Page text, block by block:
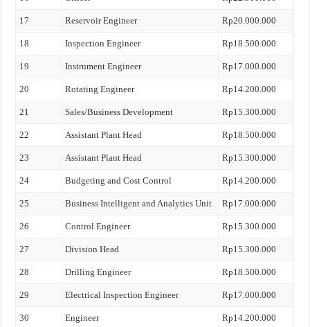
17 Reservoir Engineer Rp20.000.000
18 Inspection Engineer Rp18.500.000
19 Instrument Engineer Rp17.000.000
20 Rotating Engineer Rp14.200.000
21 Sales/Business Development Rp15.300.000
22 Assistant Plant Head Rp18.500.000
23 Assistant Plant Head Rp15.300.000
24 Budgeting and Cost Control Rp14.200.000
25 Business Intelligent and Analytics Unit Rp17.000.000
26 Control Engineer Rp15.300.000
27 Division Head Rp15.300.000
28 Drilling Engineer Rp18.500.000
29 Electrical Inspection Engineer Rp17.000.000
30 Engineer Rp14.200.000